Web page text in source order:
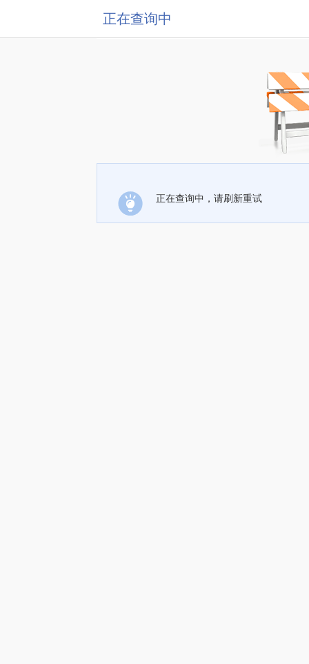
正在查询中
正在查询中，请刷新重试